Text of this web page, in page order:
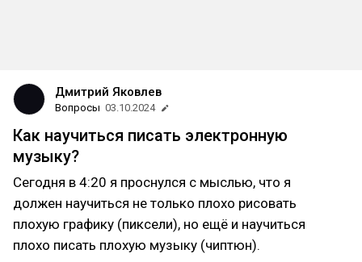
Дмитрий Яковлев
Вопросы 03.10.2024
Как научиться писать электронную
музыку?
Сегодня в 4:20 я проснулся с мыслью, что я
должен научиться не только плохо рисовать
плохую графику (пиксели), но ещё и научиться
плохо писать плохую музыку (чиптюн).